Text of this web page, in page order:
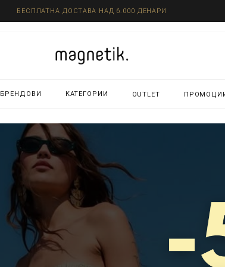
БЕСПЛАТНА ДОСТАВА НАД 6.000 ДЕНАРИ
БРЕНДОВИ КАТЕГОРИИ OUTLET